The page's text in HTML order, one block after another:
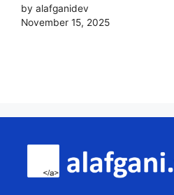
by alafganidev
November 15, 2025